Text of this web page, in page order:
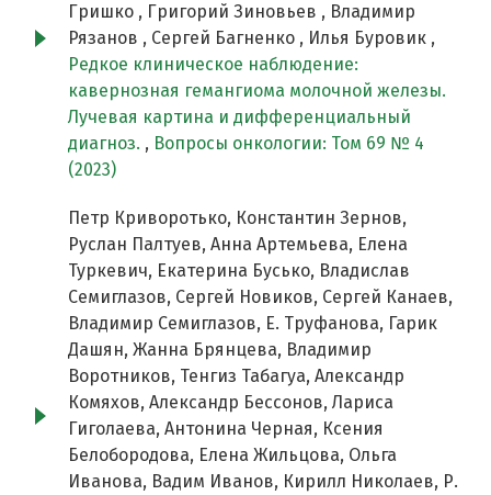
Гришко , Григорий Зиновьев , Владимир
Рязанов , Сергей Багненко , Илья Буровик ,
Редкое клиническое наблюдение:
кавернозная гемангиома молочной железы.
Лучевая картина и дифференциальный
диагноз. , Вопросы онкологии: Том 69 № 4
(2023)
Петр Криворотько, Константин Зернов,
Руслан Палтуев, Анна Артемьева, Елена
Туркевич, Екатерина Бусько, Владислав
Семиглазов, Сергей Новиков, Сергей Канаев,
Владимир Семиглазов, Е. Труфанова, Гарик
Дашян, Жанна Брянцева, Владимир
Воротников, Тенгиз Табагуа, Александр
Комяхов, Александр Бессонов, Лариса
Гиголаева, Антонина Черная, Ксения
Белобородова, Елена Жильцова, Ольга
Иванова, Вадим Иванов, Кирилл Николаев, Р.